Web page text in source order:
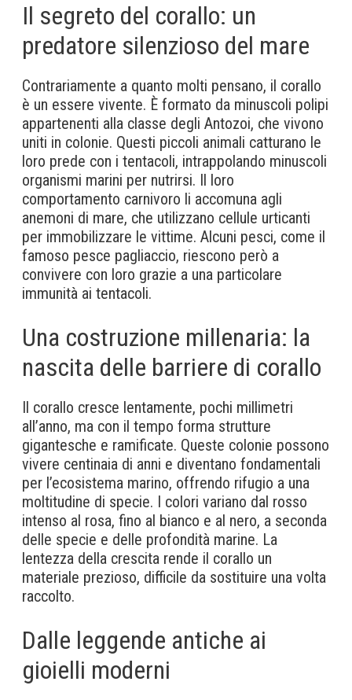
Il segreto del corallo: un
predatore silenzioso del mare
Contrariamente a quanto molti pensano, il corallo
è un essere vivente. È formato da minuscoli polipi
appartenenti alla classe degli Antozoi, che vivono
uniti in colonie. Questi piccoli animali catturano le
loro prede con i tentacoli, intrappolando minuscoli
organismi marini per nutrirsi. Il loro
comportamento carnivoro li accomuna agli
anemoni di mare, che utilizzano cellule urticanti
per immobilizzare le vittime. Alcuni pesci, come il
famoso pesce pagliaccio, riescono però a
convivere con loro grazie a una particolare
immunità ai tentacoli.
Una costruzione millenaria: la
nascita delle barriere di corallo
Il corallo cresce lentamente, pochi millimetri
all’anno, ma con il tempo forma strutture
gigantesche e ramificate. Queste colonie possono
vivere centinaia di anni e diventano fondamentali
per l’ecosistema marino, offrendo rifugio a una
moltitudine di specie. I colori variano dal rosso
intenso al rosa, fino al bianco e al nero, a seconda
delle specie e delle profondità marine. La
lentezza della crescita rende il corallo un
materiale prezioso, difficile da sostituire una volta
raccolto.
Dalle leggende antiche ai
gioielli moderni